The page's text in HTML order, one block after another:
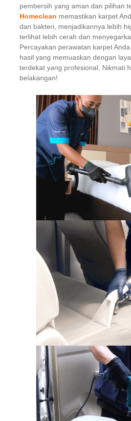
pembersih yang aman dan pilihan
Homeclean memastikan karpet
dan bakteri, menjadikannya lebih
terlihat lebih cerah dan
Percayakan perawatan karpet
hasil yang memuaskan dengan
terdekat yang profesional. Nikmati
belakangan!